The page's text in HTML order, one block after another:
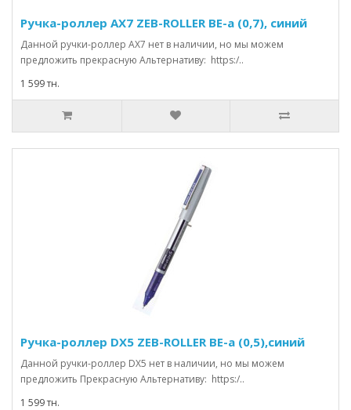
Ручка-роллер AX7 ZEB-ROLLER BE-a (0,7), синий
Данной ручки-роллер АХ7 нет в наличии, но мы можем
предложить прекрасную Альтернативу: https:/..
1 599 тн.
Ручка-роллер DX5 ZEB-ROLLER BE-a (0,5),синий
Данной ручки-роллер DХ5 нет в наличии, но мы можем
предложить Прекрасную Альтернативу: https:/..
1 599 тн.